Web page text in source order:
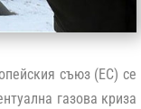
съюз (ЕС) се
газова криза